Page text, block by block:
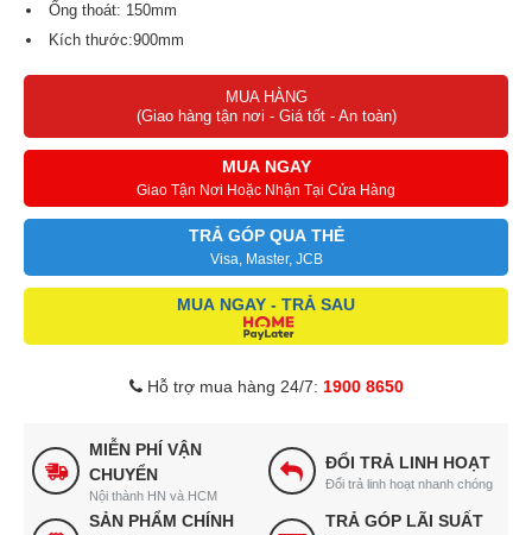
Ống thoát: 150mm
Kích thước:900mm
MUA HÀNG
(Giao hàng tận nơi - Giá tốt - An toàn)
MUA NGAY
Giao Tận Nơi Hoặc Nhận Tại Cửa Hàng
TRẢ GÓP QUA THẺ
Visa, Master, JCB
MUA NGAY - TRẢ SAU
Hỗ trợ mua hàng 24/7: 1900 8650
MIỄN PHÍ VẬN
CHUYỂN
Nội thành HN và HCM
ĐỔI TRẢ LINH HOẠT
Đổi trả linh hoạt nhanh chóng
SẢN PHẨM CHÍNH
TRẢ GÓP LÃI SUẤT